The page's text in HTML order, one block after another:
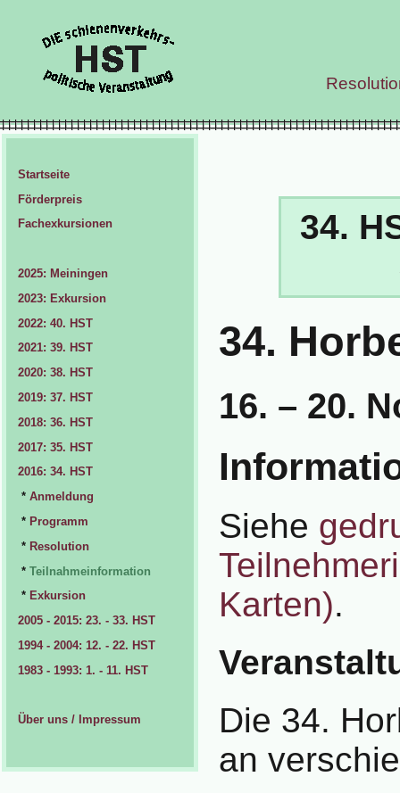
34.
34.
16. – 20.
Siehe
Karten).
Die 34.
an
Startseite
Förderpreis
Fachexkursionen
2025: Meiningen
2023: Exkursion
2022: 40. HST
2021: 39. HST
2020: 38. HST
2019: 37. HST
2018: 36. HST
2017: 35. HST
2016: 34. HST
* Anmeldung
* Programm
* Resolution
* Teilnahmeinformation
* Exkursion
2005 - 2015: 23. - 33. HST
1994 - 2004: 12. - 22. HST
1983 - 1993: 1. - 11. HST
Über uns / Impressum